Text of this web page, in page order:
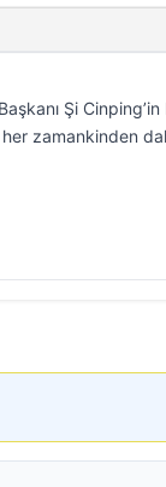
Şi
her zamankinden